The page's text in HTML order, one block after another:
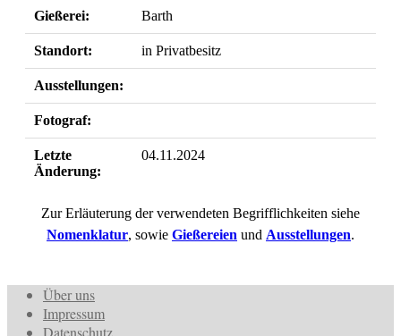
Gießerei: Barth
Standort: in Privatbesitz
Ausstellungen:
Fotograf:
Letzte
Änderung:
04.11.2024
Zur Erläuterung der verwendeten Begrifflichkeiten siehe
Nomenklatur, sowie Gießereien und Ausstellungen.
Über uns
Impressum
Datenschutz